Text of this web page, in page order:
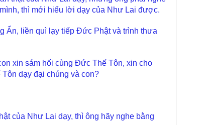
thì mới hiểu lời dạy của Như Lai được.
Ẩn, liền quì lạy tiếp Đức Phật và trình thưa
xin sám hối cùng Đức Thế Tôn, xin cho
dạy đại chúng và con?
của Như Lai dạy, thì ông hãy nghe bằng